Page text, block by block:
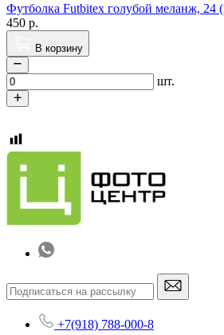
Футболка Futbitex голубой меланж, 24
450 р.
В корзину
шт.
+7(918) 788-000-8